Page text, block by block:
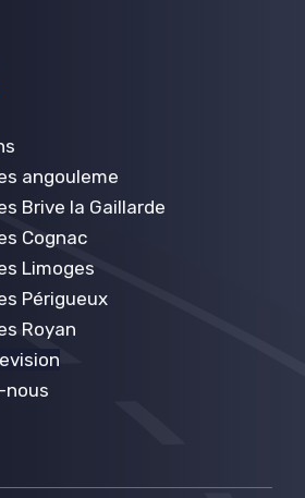
angouleme
Brive la Gaillarde
Cognac
Limoges
Périgueux
Royan